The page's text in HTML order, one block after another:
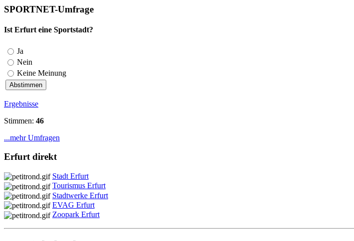
SPORTNET-Umfrage
Ist Erfurt eine Sportstadt?
Ja
Nein
Keine Meinung
Ergebnisse
Stimmen: 46
...mehr Umfragen
Erfurt direkt
Stadt Erfurt
Tourismus Erfurt
Stadtwerke Erfurt
EVAG Erfurt
Zoopark Erfurt